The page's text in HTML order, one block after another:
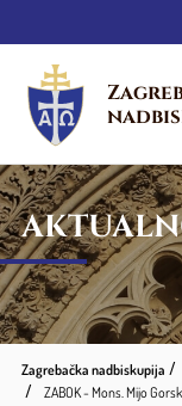
Zagrebačka nadbiskupija
ZABOK - Mons. Mijo